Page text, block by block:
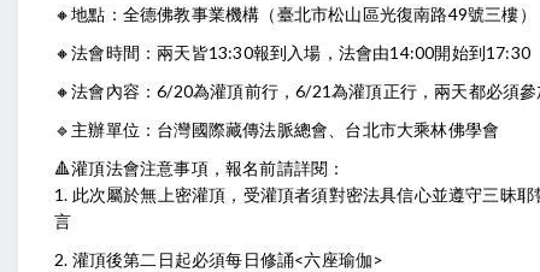
🔸地點：全德佛教事業機構（臺北市松山區光復南路49號三樓）
🔸法會時間：兩天皆13:30報到入場，法會由14:00開始到17:30
🔸法會內容：6/20為灌頂前行，6/21為灌頂正行，兩天都必須
🔹主辦單位：台灣國際藏傳法脈總會、台北市大乘林佛學會
🔺灌頂法會注意事項，報名前請詳閱：
1. 此次屬於無上密灌頂，受灌頂者須對密法具信心並遵守三昧耶
言
2. 灌頂後第二日起必須每日修誦<六座瑜伽>